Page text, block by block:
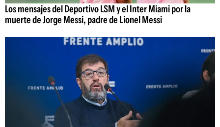
Los mensajes del Deportivo LSM y el Inter Miami por la
muerte de Jorge Messi, padre de Lionel Messi